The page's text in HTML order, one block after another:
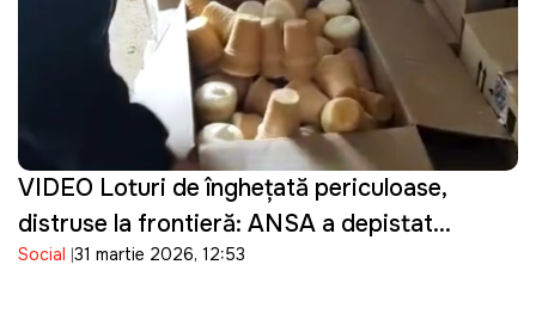
VIDEO Loturi de înghețată periculoase,
distruse la frontieră: ANSA a depistat
bacterii în produsele importate
Social 31 martie 2026, 12:53